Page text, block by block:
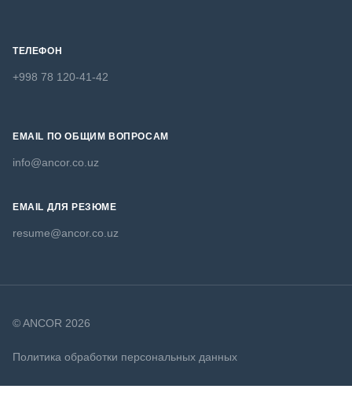
ТЕЛЕФОН
+998 78 120-41-42
EMAIL ПО ОБЩИМ ВОПРОСАМ
info@ancor.co.uz
EMAIL ДЛЯ РЕЗЮМЕ
resume@ancor.co.uz
© ANCOR 2026
Политика обработки персональных данных